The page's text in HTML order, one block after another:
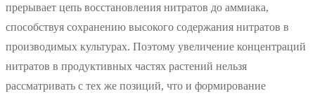
прерывает цепь восстановления нитратов до аммиака,
способствуя сохранению высокого содержания нитратов в
производимых культурах. Поэтому увеличение концентраций
нитратов в продуктивных частях растений нельзя
рассматривать с тех же позиций, что и формирование